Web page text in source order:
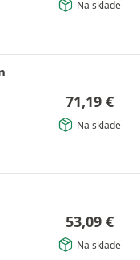
Na sklade
71,19 €
Na sklade
53,09 €
Na sklade